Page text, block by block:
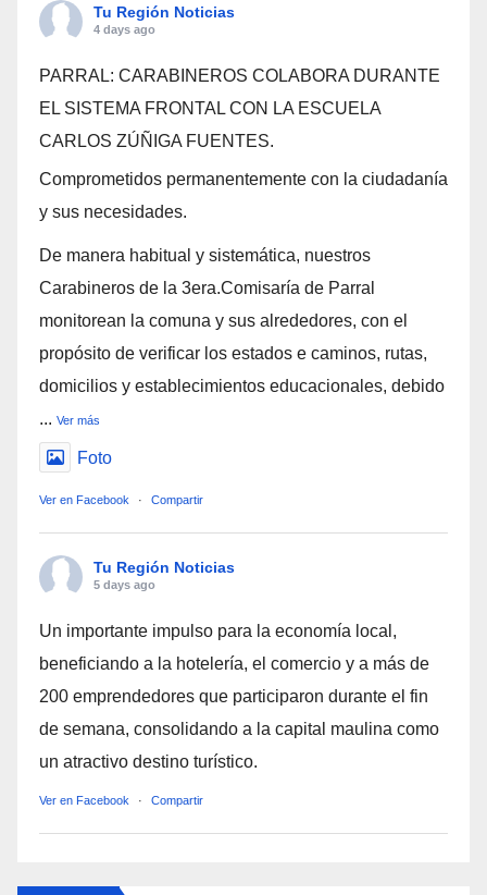
Tu Región Noticias
4 days ago
PARRAL: CARABINEROS COLABORA DURANTE
EL SISTEMA FRONTAL CON LA ESCUELA
CARLOS ZÚÑIGA FUENTES.
Comprometidos permanentemente con la ciudadanía
y sus necesidades.
De manera habitual y sistemática, nuestros
Carabineros de la 3era.Comisaría de Parral
monitorean la comuna y sus alrededores, con el
propósito de verificar los estados e caminos, rutas,
domicilios y establecimientos educacionales, debido
... Ver más
Foto
Ver en Facebook · Compartir
Tu Región Noticias
5 days ago
Un importante impulso para la economía local,
beneficiando a la hotelería, el comercio y a más de
200 emprendedores que participaron durante el fin
de semana, consolidando a la capital maulina como
un atractivo destino turístico.
Ver en Facebook · Compartir